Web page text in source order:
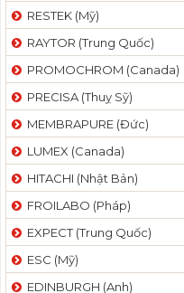
RESTEK (Mỹ)
RAYTOR (Trung Quốc)
PROMOCHROM (Canada)
PRECISA (Thuỵ Sỹ)
MEMBRAPURE (Đức)
LUMEX (Canada)
HITACHI (Nhật Bản)
FROILABO (Pháp)
EXPECT (Trung Quốc)
ESC (Mỹ)
EDINBURGH (Anh)